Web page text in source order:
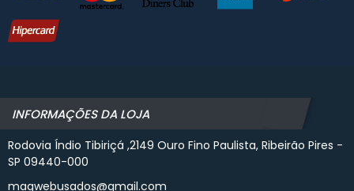
INFORMAÇÕES DA LOJA
Rodovia Índio Tibiriçá ,2149 Ouro Fino Paulista, Ribeirão Pires -
SP 09440-000
maqwebusados@gmail.com